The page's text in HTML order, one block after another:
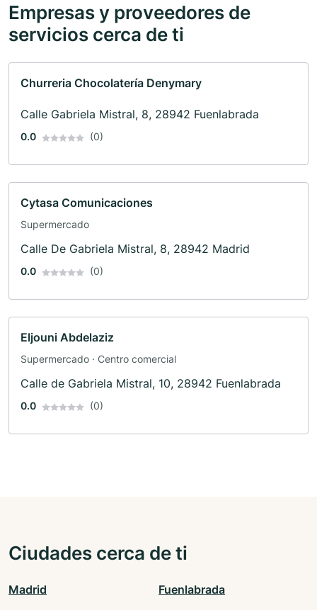
Empresas y proveedores de
servicios cerca de ti
Churreria Chocolatería Denymary
Calle Gabriela Mistral, 8, 28942 Fuenlabrada
0.0 (0)
Cytasa Comunicaciones
Supermercado
Calle De Gabriela Mistral, 8, 28942 Madrid
0.0 (0)
Eljouni Abdelaziz
Supermercado · Centro comercial
Calle de Gabriela Mistral, 10, 28942 Fuenlabrada
0.0 (0)
Ciudades cerca de ti
Madrid Fuenlabrada